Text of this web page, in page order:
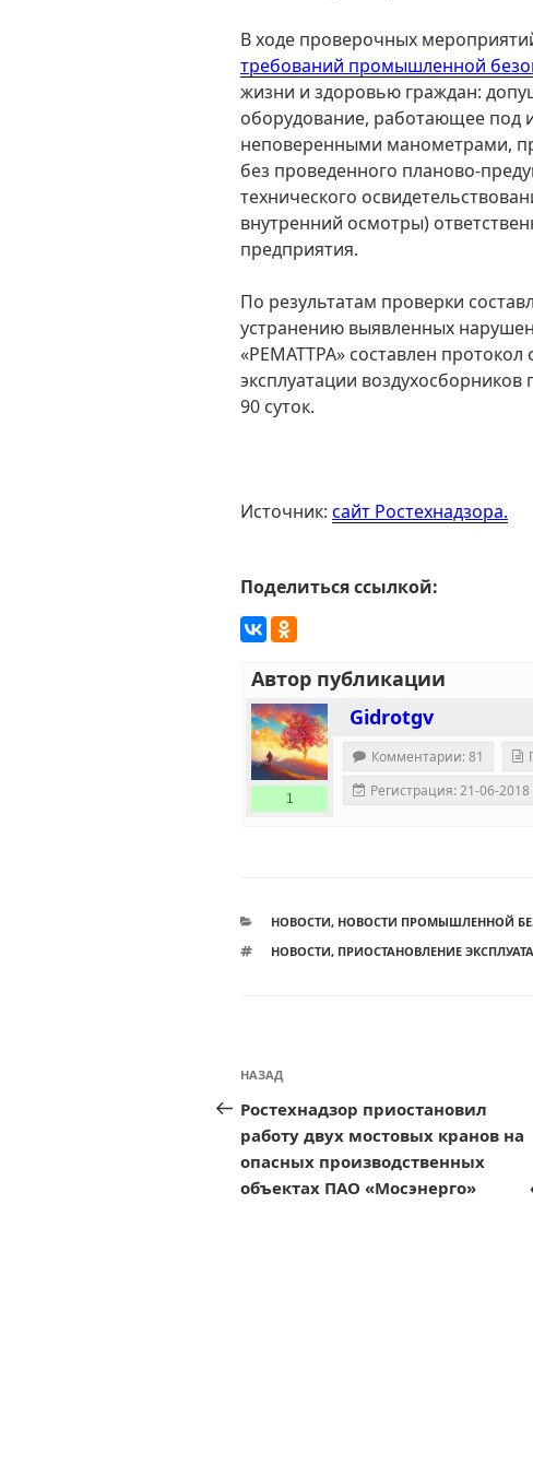
В ходе проверочных
требований промышленной
жизни и здоровью граждан:
оборудование, работающее под
неповеренными манометрами,
без проведенного планово-
технического
внутренний осмотры)
предприятия.
По результатам проверки
устранению выявленных
«РЕМАТТРА» составлен
эксплуатации
90 суток.
Источник: сайт Ростехнадзора.
Поделиться ссылкой:
Автор публикации
Gidrotgv
1
Комментарии: 81
Регистрация: 21-06-2018
РУБРИКИ
НОВОСТИ, НОВОСТИ ПРОМЫШЛЕННОЙ
МЕТКИ
НОВОСТИ, ПРИОСТАНОВЛЕНИЕ
Навигация
записям
Предыдущая
запись:
НАЗАД
Ростехнадзор приостановил
работу двух мостовых кранов на
опасных производственных
объектах ПАО «Мосэнерго»